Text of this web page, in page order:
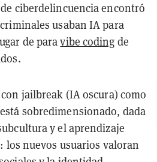
ciberdelincuencia encontró
usaban IA para
de paravibe coding de
jailbreak (IA oscura) como
sobredimensionado, dada
y el aprendizaje
los nuevos usuarios valoran